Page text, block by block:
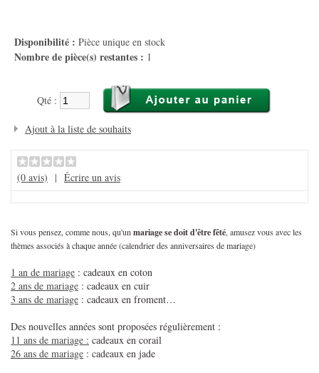
Disponibilité : Pièce unique en stock
Nombre de pièce(s) restantes : 1
Qté :
Ajout à la liste de souhaits
(0 avis) | Écrire un avis
Si vous pensez, comme nous, qu'unmariage se doit d'être fêté, amusez vous avec les
thèmes associés à chaque année (calendrier des anniversaires de mariage)
1 an de mariage : cadeaux en coton
2 ans de mariage : cadeaux en cuir
3 ans de mariage : cadeaux en froment…
Des nouvelles années sont proposées régulièrement :
11 ans de mariage : cadeaux en corail
26 ans de mariage : cadeaux en jade